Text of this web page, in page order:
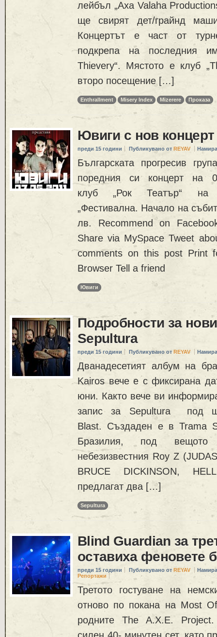
лейбъл „Axa Valaha
ще свирят дет/грайнд
Концертът е част от
подкрепа на последния
Thievery“. Мястото е клуб
второ посещение […]
Enthrallment Misery Index Mizerere Проказа
Ювиги с нов концерт
преди 15 години Публикувано от REYAV
Българската прогресив
поредния си концерт на
клуб „Рок Театър“ на
„Фестивална. Начало на
лв. Recommend on
Share via MySpace Tweet
comments on this post Print
Browser Tell a friend
Ювиги
Подробности за
Sepultura
преди 15 години Публикувано от REYAV
Дванадесетият албум на
Kairos вече е с фиксирана
юни. Както вече ви
запис за Sepultura под
Blast. Създаден е в Trama
Бразилия, под вещото
небезизвестния Roy Z
BRUCE DICKINSON,
предлагат два […]
Sepultura
Blind Guardian за
оставиха феновете
преди 15 години Публикувано от REYAV
Репортажи
Третото гостуване на
отново по покана на Most
родните The A.X.E.